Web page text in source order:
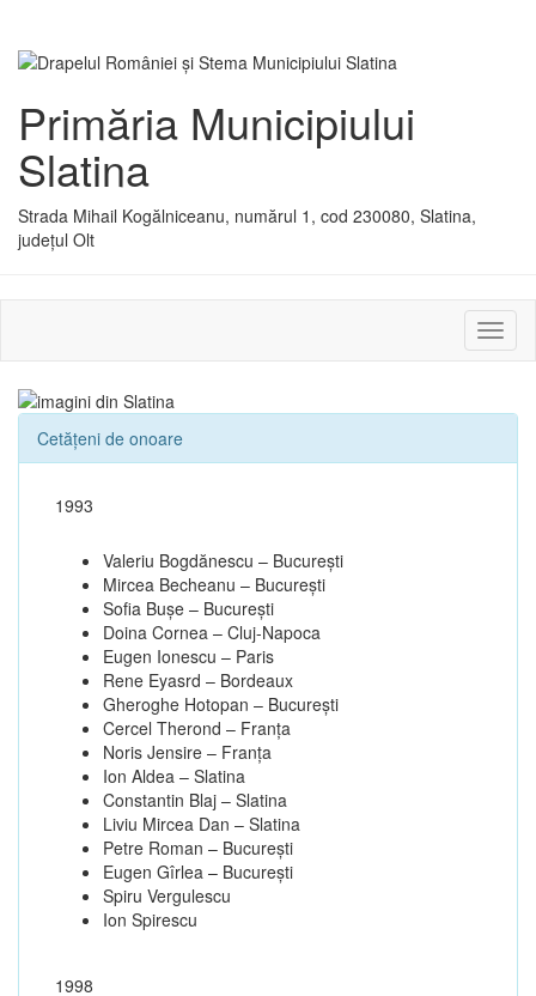
Primăria Municipiului
Slatina
Strada Mihail Kogălniceanu, numărul 1, cod 230080, Slatina,
județul Olt
sau
Cetățeni de onoare
1993
Valeriu Bogdănescu – Bucureşti
Mircea Becheanu – Bucureşti
Sofia Buşe – Bucureşti
Doina Cornea – Cluj-Napoca
Eugen Ionescu – Paris
Rene Eyasrd – Bordeaux
Gheroghe Hotopan – Bucureşti
Cercel Therond – Franţa
Noris Jensire – Franţa
Ion Aldea – Slatina
Constantin Blaj – Slatina
Liviu Mircea Dan – Slatina
Petre Roman – Bucureşti
Eugen Gîrlea – Bucureşti
Spiru Vergulescu
Ion Spirescu
1998